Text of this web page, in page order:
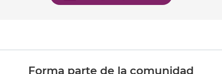
Forma parte de la comunidad